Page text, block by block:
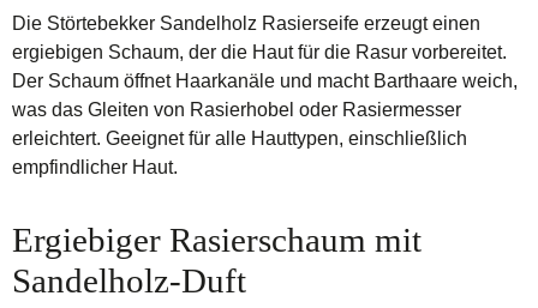
Die Störtebekker Sandelholz Rasierseife erzeugt einen
ergiebigen Schaum, der die Haut für die Rasur vorbereitet.
Der Schaum öffnet Haarkanäle und macht Barthaare weich,
was das Gleiten von Rasierhobel oder Rasiermesser
erleichtert. Geeignet für alle Hauttypen, einschließlich
empfindlicher Haut.
Ergiebiger Rasierschaum mit
Sandelholz-Duft